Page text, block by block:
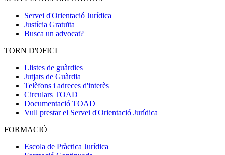
Servei d'Orientació Jurídica
Justícia Gratuïta
Busca un advocat?
TORN D'OFICI
Llistes de guàrdies
Jutjats de Guàrdia
Telèfons i adreces d'interès
Circulars TOAD
Documentació TOAD
Vull prestar el Servei d'Orientació Jurídica
FORMACIÓ
Escola de Pràctica Jurídica